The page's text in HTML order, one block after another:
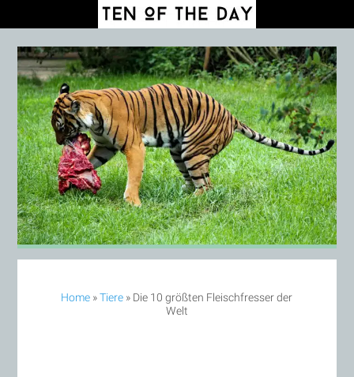
Home »Tiere » Die 10 größten Fleischfresser der
Welt